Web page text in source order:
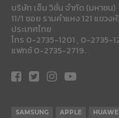
บริษัท เอ็ม วิชั่น จำกัด (มหาชน)
11/1 ซอย รามคำแหง 121 แขว
ประเทศไทย
โทร 0-2735-1201 , 0-2735-
แฟกซ์ 0-2735-2719.
SAMSUNG APPLE